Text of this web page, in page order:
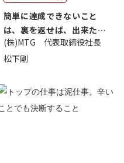
簡単に達成できないこと
は、裏を返せば、出来たら
価値があるとい...
(株)MTG 代表取締役社長
松下剛